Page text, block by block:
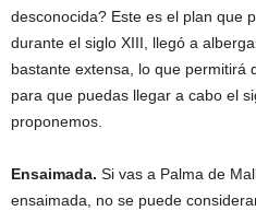
desconocida? Este es el plan que
durante el siglo XIII, llegó a
bastante extensa, lo que permitirá
para que puedas llegar a cabo el
proponemos.
Ensaimada. Si vas a Palma de
ensaimada, no se puede